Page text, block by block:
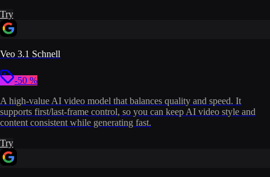
Try
Veo 3.1 Schnell
-50 %
A high-value AI video model that balances quality and speed. It
supports first/last-frame control, so you can keep AI video style and
content consistent while generating fast.
Try